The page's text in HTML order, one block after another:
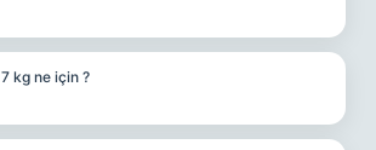
kg ne için ?